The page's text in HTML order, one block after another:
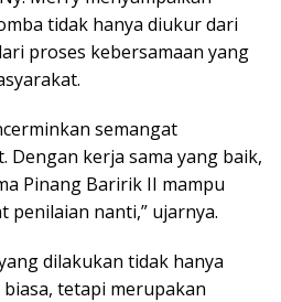
tidak hanya diukur dari
proses kebersamaan yang
semangat
Dengan kerja sama yang baik,
Pinang Baririk II mampu
penilaian nanti,” ujarnya.
dilakukan tidak hanya
tetapi merupakan